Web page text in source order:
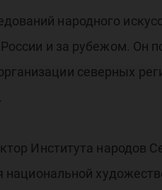
народного
и за рубежом. Он
северных
Института народов